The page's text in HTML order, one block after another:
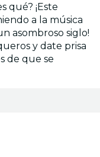
qué? ¡Este
a la música
asombroso siglo!
y date prisa
de que se